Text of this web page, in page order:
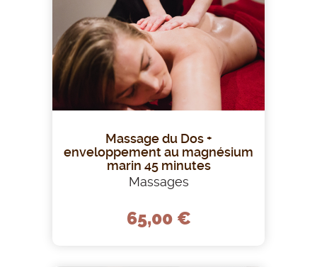
Massage du Dos +
enveloppement au magnésium
marin 45 minutes
Massages
65,00 €